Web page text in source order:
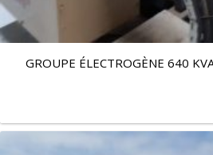
GROUPE ÉLECTROGÈNE 640